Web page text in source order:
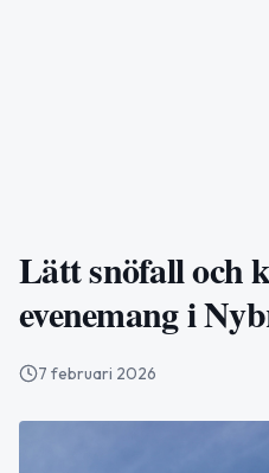
Lätt snöfall och
evenemang i
7 februari 2026